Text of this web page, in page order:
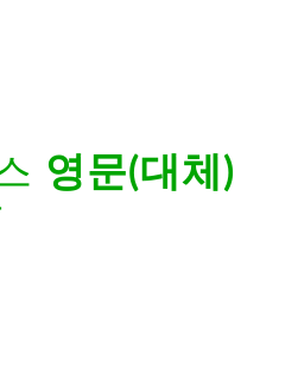
영문(대체)